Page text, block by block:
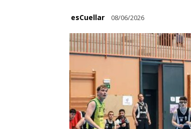
esCuellar 08/06/2026